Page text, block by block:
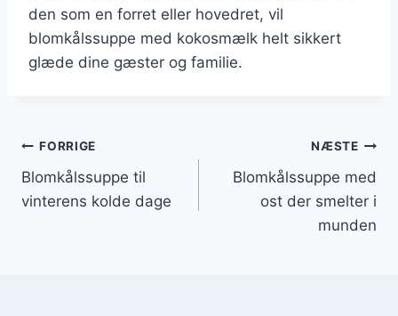
den som en forret eller hovedret, vil
blomkålssuppe med kokosmælk helt sikkert
glæde dine gæster og familie.
Indlægsnavigation
FORRIGE
Blomkålssuppe til
vinterens kolde dage
NÆSTE
Blomkålssuppe med
ost der smelter i
munden